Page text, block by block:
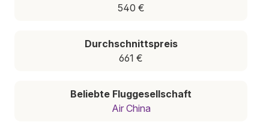
540 €
Durchschnittspreis
661 €
Beliebte Fluggesellschaft
Air China